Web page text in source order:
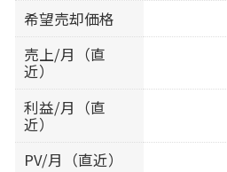
希望売却価格
売上/月（直
近）
利益/月（直
近）
PV/月（直近）